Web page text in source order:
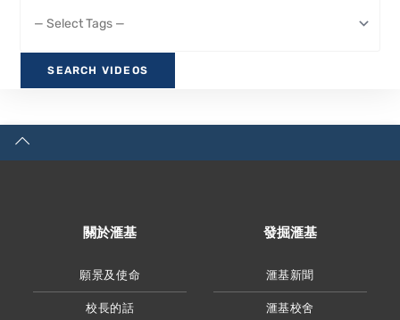
關於滙基
願景及使命
校長的話
發掘滙基
滙基新聞
滙基校舍